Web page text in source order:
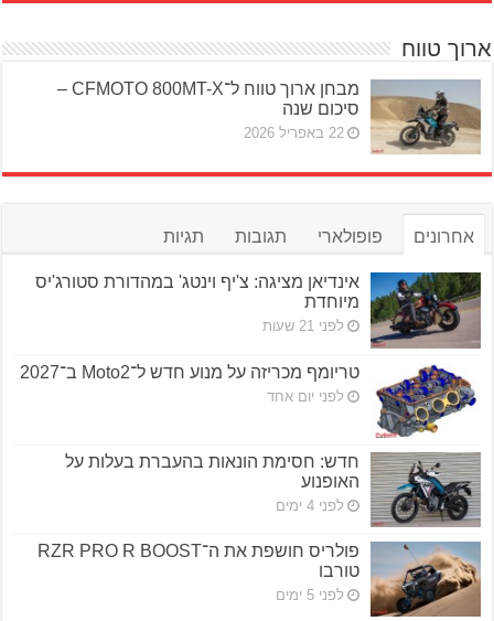
ארוך טווח
מבחן ארוך טווח ל־CFMOTO 800MT-X –
סיכום שנה
22 באפריל 2026
אחרונים פופולארי תגובות תגיות
אינדיאן מציגה: צ'יף וינטג' במהדורת סטורג'יס
מיוחדת
לפני 21 שעות
טריומף מכריזה על מנוע חדש ל־Moto2 ב־2027
לפני יום אחד
חדש: חסימת הונאות בהעברת בעלות על
האופנוע
לפני 4 ימים
פולריס חושפת את ה־RZR PRO R BOOST
טורבו
לפני 5 ימים